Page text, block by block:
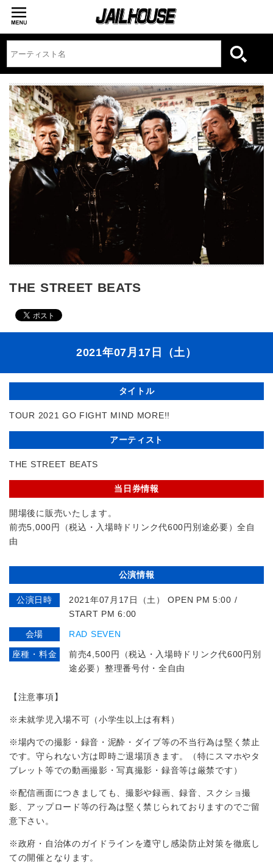
THE STREET BEATS
2021年07月17日（土）
タイトル
TOUR 2021 GO FIGHT MIND MORE!!
アーティスト
THE STREET BEATS
当日券情報
開場後に販売いたします。
前売5,000円（税込・入場時ドリンク代600円別途必要）全自
由
公演情報
公演日時
2021年07月17日（土） OPEN PM 5:00 /
START PM 6:00
会場 RAD SEVEN
座種・料金
前売4,500円（税込・入場時ドリンク代600円別
途必要）整理番号付・全自由
【注意事項】
※未就学児入場不可（小学生以上は有料）
※場内での撮影・録音・泥酔・ダイブ等の不当行為は堅く禁止
です。守られない方は即時ご退場頂きます。（特にスマホやタ
ブレット等での動画撮影・写真撮影・録音等は厳禁です）
※配信画面につきましても、撮影や録画、録音、スクショ撮
影、アップロード等の行為は堅く禁じられておりますのでご留
意下さい。
※政府・自治体のガイドラインを遵守し感染防止対策を徹底し
ての開催となります。